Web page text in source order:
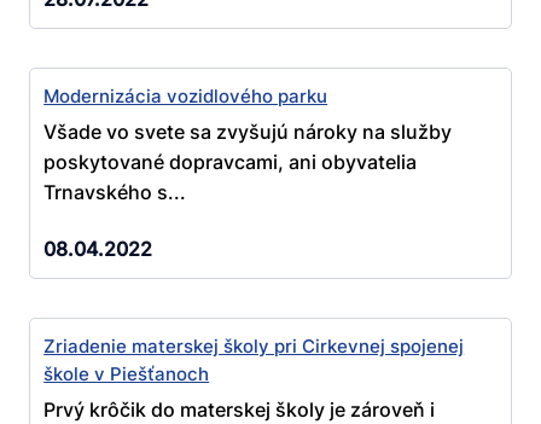
Modernizácia vozidlového parku
Všade vo svete sa zvyšujú nároky na služby
poskytované dopravcami, ani obyvatelia
Trnavského s...
08.04.2022
Zriadenie materskej školy pri Cirkevnej spojenej
škole v Piešťanoch
Prvý krôčik do materskej školy je zároveň i